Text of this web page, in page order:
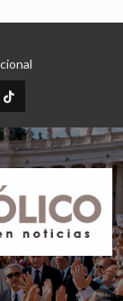
TikTok